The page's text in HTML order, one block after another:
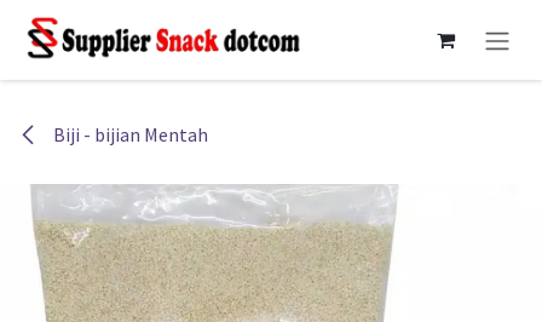
Skip ke Konten
Biji - bijian Mentah